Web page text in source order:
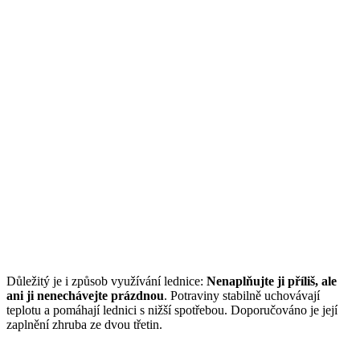
Důležitý je i způsob využívání lednice: Nenaplňujte ji příliš, ale
ani ji nenechávejte prázdnou. Potraviny stabilně uchovávají
teplotu a pomáhají lednici s nižší spotřebou. Doporučováno je její
zaplnění zhruba ze dvou třetin.